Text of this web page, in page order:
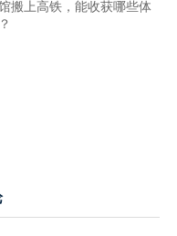
搬上高铁，能收获哪些体